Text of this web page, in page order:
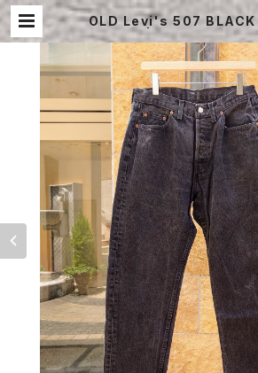
OLD Levi's 507 BLACK
PANTS |
E